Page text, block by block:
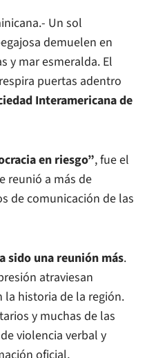
Un sol
demuelen en
y mar esmeralda. El
puertas adentro
Interamericana de
en riesgo”, fue el
reunió a más de
de comunicación de las
sido una reunión más.
atraviesan
la historia de la región.
y muchas de las
violencia verbal y